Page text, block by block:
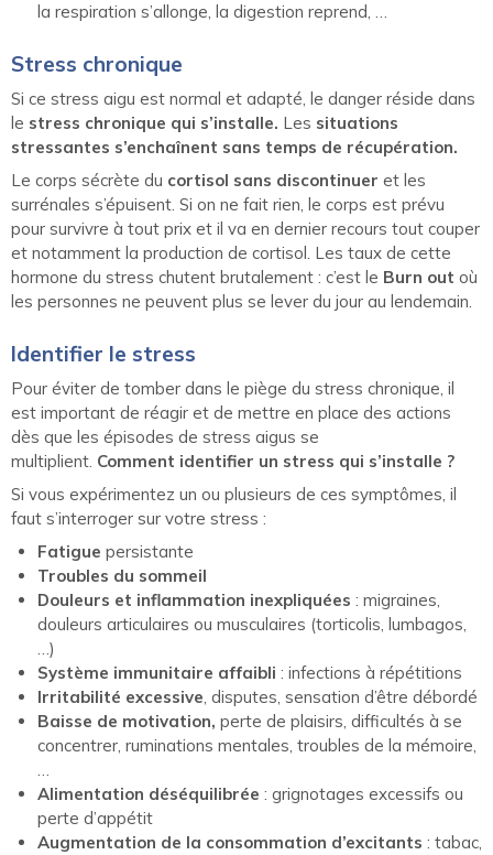
la respiration s’allonge, la digestion reprend, …
Stress chronique
Si ce stress aigu est normal et adapté, le danger réside dans
le stress chronique qui s’installe. Les situations
stressantes s’enchaînent sans temps de récupération.
Le corps sécrète du cortisol sans discontinuer et les
surrénales s’épuisent. Si on ne fait rien, le corps est prévu
pour survivre à tout prix et il va en dernier recours tout couper
et notamment la production de cortisol. Les taux de cette
hormone du stress chutent brutalement : c’est le Burn out où
les personnes ne peuvent plus se lever du jour au lendemain.
Identifier le stress
Pour éviter de tomber dans le piège du stress chronique, il
est important de réagir et de mettre en place des actions
dès que les épisodes de stress aigus se
multiplient. Comment identifier un stress qui s’installe ?
Si vous expérimentez un ou plusieurs de ces symptômes, il
faut s’interroger sur votre stress :
Fatigue persistante
Troubles du sommeil
Douleurs et inflammation inexpliquées : migraines,
douleurs articulaires ou musculaires (torticolis, lumbagos,
…)
Système immunitaire affaibli : infections à répétitions
Irritabilité excessive, disputes, sensation d’être débordé
Baisse de motivation, perte de plaisirs, difficultés à se
concentrer, ruminations mentales, troubles de la mémoire,
…
Alimentation déséquilibrée : grignotages excessifs ou
perte d’appétit
Augmentation de la consommation d’excitants : tabac,